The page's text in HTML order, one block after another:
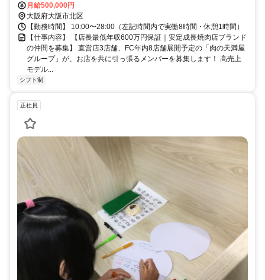
月給500,000円
大阪府大阪市北区
【勤務時間】 10:00〜28:00（左記時間内で実働8時間・休憩1時間）
【仕事内容】 【店長最低年収600万円保証｜安定成長焼肉店ブランド
の仲間を募集】 直営店3店舗、FC年内8店舗展開予定の「肉の天満屋
グループ」が、お店を共に引っ張るメンバーを募集します！ 高売上
モデル...
シフト制
正社員